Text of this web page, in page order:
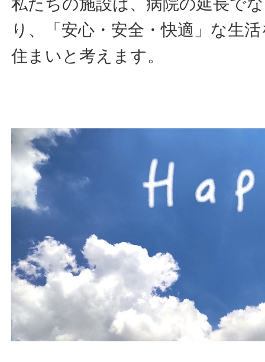
私たちの施設は、病院の延長で
り、「安心・安全・快適」な生
住まいと考えます。